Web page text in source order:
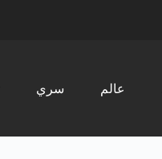
سري عالم